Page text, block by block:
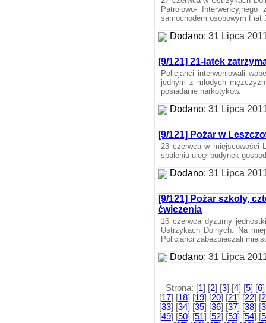
Patrolowo-
samochodem osobowym Fiat
Dodano: 31 Lipca
[9/121] 21-latek
Policjanci interweniowali
jednym z młodych
posiadanie narkotyków.
Dodano: 31 Lipca
[9/121] Pożar w
23 czerwca w miejscowości
spaleniu uległ budynek
Dodano: 31 Lipca
[9/121] Pożar szkoły,
ćwiczenia
16 czerwca dyżurny
Ustrzykach Dolnych. Na
Policjanci zabezpieczali
Dodano: 31 Lipca
Strona: [1] [2] [3] [4] [5] [6
[17] [18] [19] [20] [21] [22] [
[33] [34] [35] [36] [37] [38] [
[49] [50] [51] [52] [53] [54] [